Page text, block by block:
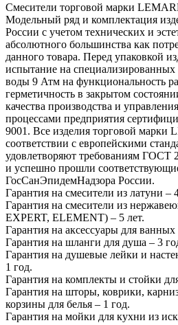
Смесители торговой марки
Модельный ряд и комплектация
России с учетом технических и
абсолютного большинства как
данного товара. Перед упаковкой
испытание на специализированных
воды 9 Атм на функциональность
герметичность в закрытом
качества производства и
процессами предприятия
9001. Все изделия торговой марки
соответствии с европейскими
удовлетворяют требованиям ГОСТ
и успешно прошли
ГосСанЭпидемНадзора России.
Гарантия на смесители из латуни –
Гарантия на смесители из
EXPERT, ELEMENT) – 5 лет.
Гарантия на аксессуары для ванных
Гарантия на шланги для душа – 3
Гарантия на душевые лейки и
1 год.
Гарантия на комплекты и стойки
Гарантия на шторы, коврики,
корзины для белья – 1 год.
Гарантия на мойки для кухни из